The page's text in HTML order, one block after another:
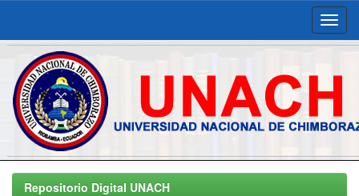
Skip
navigationRepositorio Digital UNACH